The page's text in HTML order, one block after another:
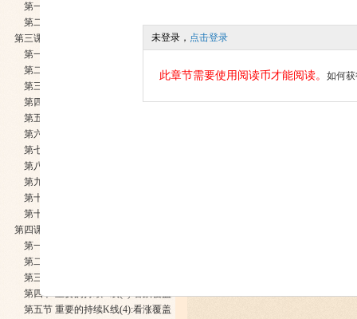
第一节 利用西方技术分析识别金价趋势
第二节 利用K线技术识别金价趋势
第三课 黄金交易中的见位进场法和反转K线
第一节 金价K线中的提醒信号、确认信号和交易信号
第二节 见位进场的基本概念
第三节 重要的反转K线(1):看跌吞没
第四节 重要的反转K线(2):看涨吞没
第五节 重要的反转K线(3):黄昏之星
第六节 重要的反转K线(4):早晨之星
第七节 重要的反转K线(5):流星
第八节 重要的反转K线(6):锤头
第九节 重要的反转K线(7):乌云盖顶
第十节 重要的反转K线(8):刺透形态
第十一节 只能用作提醒信号的次要反转K线:母子形态
第四课 黄金交易中的破位进场法和持续K线
第一节 破位进场的基本概念
​第二节 重要的持续K线(1):大阳线
第三节 重要的持续K线(2):大阴线
第四节 重要的持续K线(3):看跌覆盖
第五节 重要的持续K线(4):看涨覆盖
未登录， 点击登录
此章节需要使用阅读币才能阅读。 如何